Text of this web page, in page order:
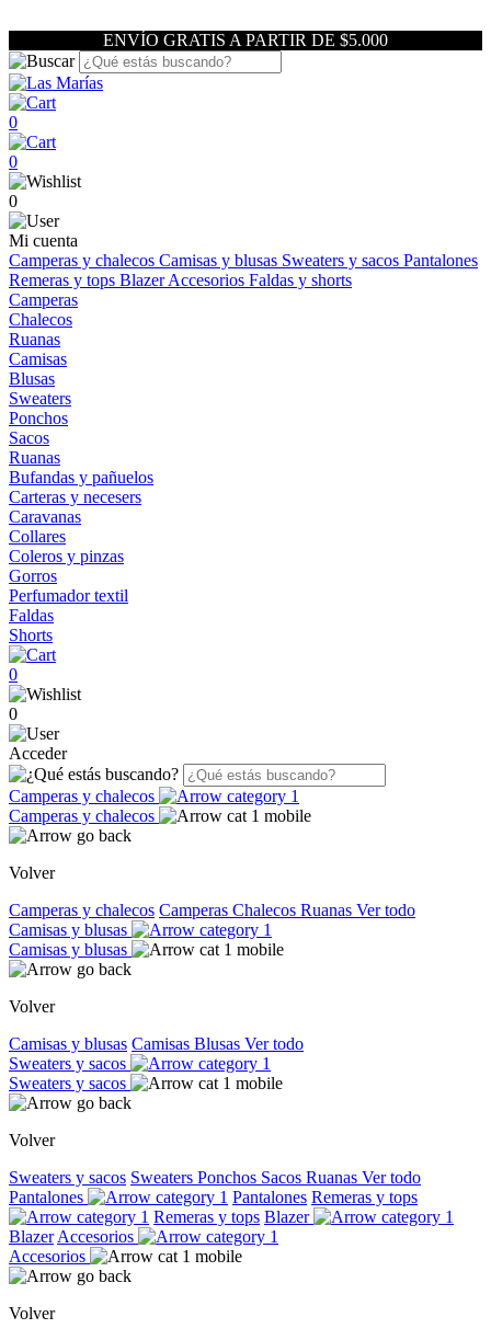
ENVÍO GRATIS A PARTIR DE $5.000
0
0
0
Mi cuenta
Camperas y chalecos Camisas y blusas Sweaters y sacos Pantalones
Remeras y tops BlazerAccesorios Faldas y shorts
Camperas
Chalecos
Ruanas
Camisas
Blusas
Sweaters
Ponchos
Sacos
Ruanas
Bufandas y pañuelos
Carteras y necesers
Caravanas
Collares
Coleros y pinzas
Gorros
Perfumador textil
Faldas
Shorts
0
0
Acceder
Camperas y chalecos
Camperas y chalecos
Volver
Camperas y chalecos Camperas Chalecos Ruanas Ver todo
Camisas y blusas
Camisas y blusas
Volver
Camisas y blusas Camisas Blusas Ver todo
Sweaters y sacos
Sweaters y sacos
Volver
Sweaters y sacos Sweaters Ponchos Sacos Ruanas Ver todo
Pantalones
Pantalones Remeras y tops
Remeras y tops Blazer
Blazer Accesorios
Accesorios
Volver